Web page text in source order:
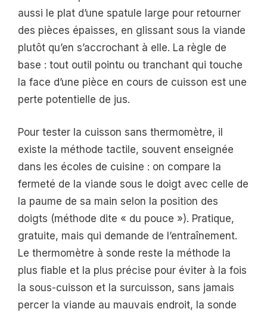
aussi le plat d’une spatule large pour retourner
des pièces épaisses, en glissant sous la viande
plutôt qu’en s’accrochant à elle. La règle de
base : tout outil pointu ou tranchant qui touche
la face d’une pièce en cours de cuisson est une
perte potentielle de jus.
Pour tester la cuisson sans thermomètre, il
existe la méthode tactile, souvent enseignée
dans les écoles de cuisine : on compare la
fermeté de la viande sous le doigt avec celle de
la paume de sa main selon la position des
doigts (méthode dite « du pouce »). Pratique,
gratuite, mais qui demande de l’entraînement.
Le thermomètre à sonde reste la méthode la
plus fiable et la plus précise pour éviter à la fois
la sous-cuisson et la surcuisson, sans jamais
percer la viande au mauvais endroit, la sonde